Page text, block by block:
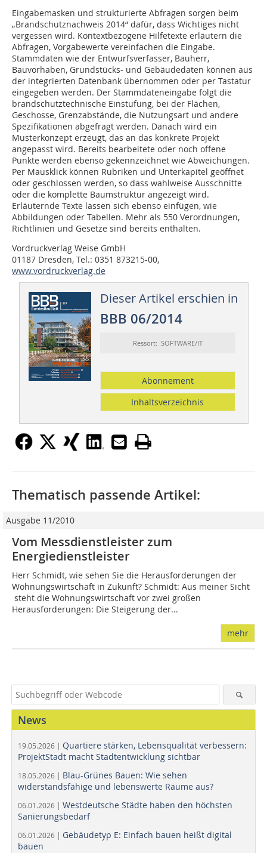
Eingabemasken und strukturierte Abfragen sorgen beim
„Brandschutznachweis 2014“ dafür, dass Wichtiges nicht
vergessen wird. Kontextbezogene Hilfetexte erläutern die
Abfragen, Vorgabewerte vereinfachen die Eingabe.
Stammdaten wie der Entwurfsverfasser, Bauherr,
Bauvorhaben, Grundstücks- und Gebäudedaten können aus
der integrierten Datenbank übernommen oder per Tastatur
eingegeben werden. Der Stammdateneingabe folgt die
brandschutztechnische Einstufung, bei der Flächen,
Geschosse, Grenzabstände, die Nutzungsart und andere
Spezifikationen abgefragt werden. Danach wird ein
Musterkonzept erzeugt, das an das konkrete Projekt
angepasst wird. Bereits bearbeitete oder noch offene
Punkte werden ebenso gekennzeichnet wie Abweichungen.
Per Mausklick können Rubriken und Unterkapitel geöffnet
oder geschlossen werden, so dass wahlweise Ausschnitte
oder die komplette Baumstruktur angezeigt wird.
Erläuternde Texte lassen sich ebenso einfügen, wie
Abbildungen oder Tabellen. Mehr als 550 Verordnungen,
Richtlinien und Gesetze sind bereits enthalten.
Vordruckverlag Weise GmbH
01187 Dresden, Tel.: 0351 873215-00,
www.vordruckverlag.de
Dieser Artikel erschien in
BBB 06/2014
Ressort: SOFTWARE/IT
Abonnement
Inhaltsverzeichnis
Thematisch passende Artikel:
Ausgabe 11/2010
Vom Messdienstleister zum
Energiedienstleister
Herr Schmidt, wie sehen Sie die Herausforderungen der
Wohnungswirtschaft in Zukunft? Schmidt: Aus meiner Sicht
steht die Wohnungswirtschaft vor zwei großen
Herausforderungen: Die Steigerung der...
mehr
News
19.05.2026 | Quartiere stärken, Lebensqualität verbessern:
ProjektStadt macht Stadtentwicklung sichtbar
18.05.2026 | Blau-Grünes Bauen: Wie sehen
widerstandsfähige und lebenswerte Räume aus?
06.01.2026 | Westdeutsche Städte haben den höchsten
Sanierungsbedarf
06.01.2026 | Gebäudetyp E: Einfach bauen heißt digital
bauen